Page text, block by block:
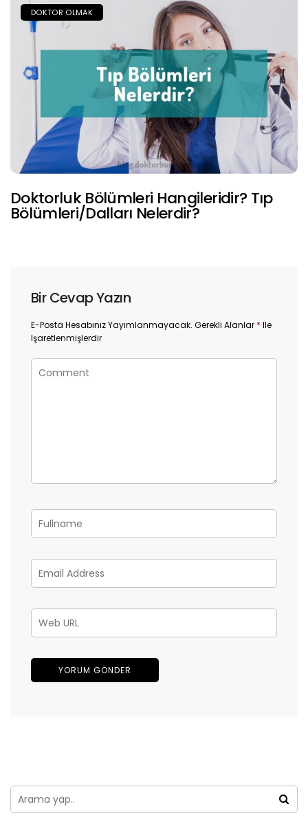
DOKTOR OLMAK
Doktorluk Bölümleri Hangileridir? Tıp
Bölümleri/Dalları Nelerdir?
Bir Cevap Yazın
E-Posta Hesabınız Yayımlanmayacak. Gerekli Alanlar * Ile
Işaretlenmişlerdir